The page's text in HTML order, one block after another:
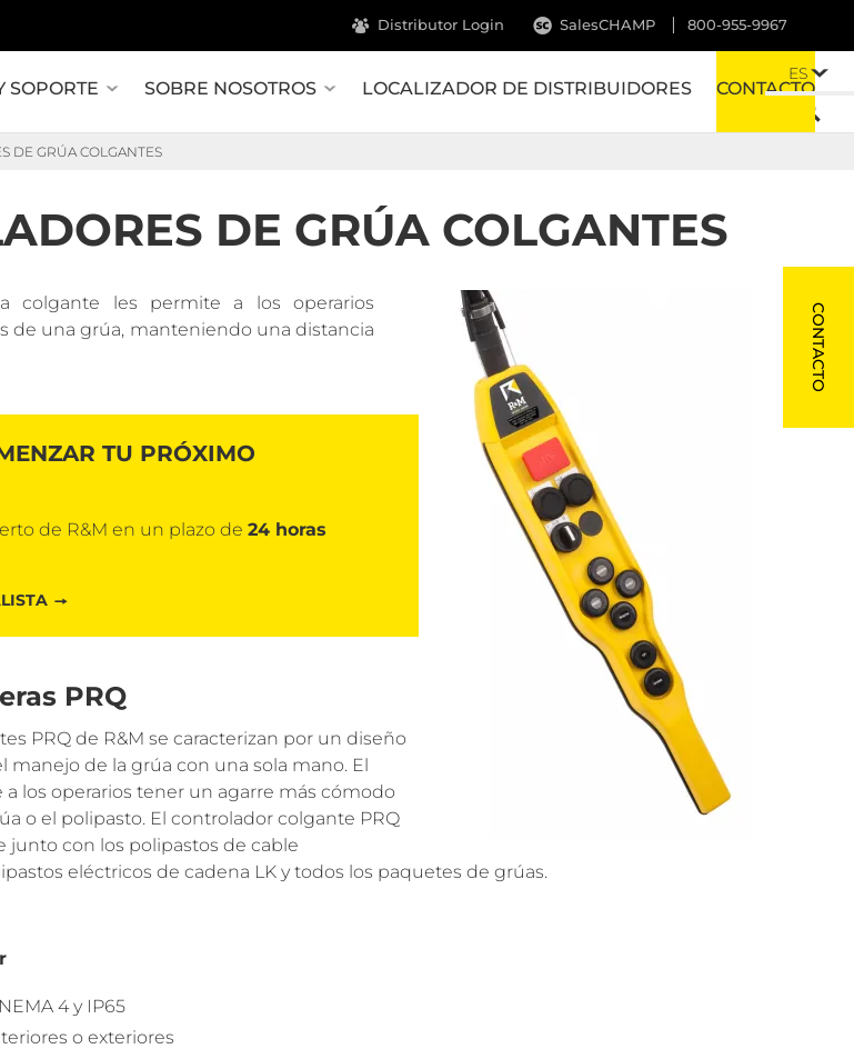
800-955-9967
Distributor Login SalesCHAMP
SOPORTE SOBRE NOSOTROS LOCALIZADOR DE DISTRIBUIDORES CONTACTO
ES
DE GRÚA COLGANTES
DE GRÚA COLGANTES
colgante les permite a los operarios
de una grúa, manteniendo una distancia
TU PRÓXIMO
de R&M en un plazo de 24 horas
PRQ
PRQ de R&M se caracterizan por un diseño
de la grúa con una sola mano. El
los operarios tener un agarre más cómodo
o el polipasto. El controlador colgante PRQ
junto con los polipastos de cable
eléctricos de cadena LK y todos los paquetes de grúas.
4 y IP65
o exteriores
CONTACTO